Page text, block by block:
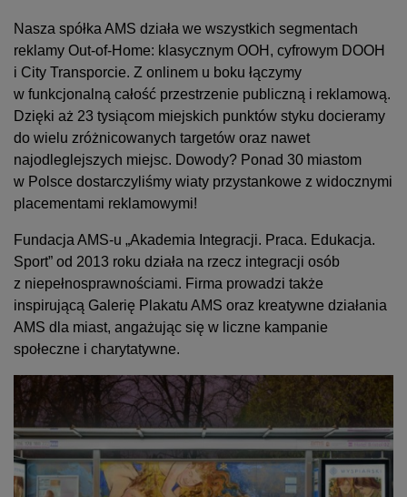
Nasza spółka AMS działa we wszystkich segmentach
reklamy Out-of-Home: klasycznym OOH, cyfrowym DOOH
i City Transporcie. Z onlinem u boku łączymy
w funkcjonalną całość przestrzenie publiczną i reklamową.
Dzięki aż 23 tysiącom miejskich punktów styku docieramy
do wielu zróżnicowanych targetów oraz nawet
najodleglejszych miejsc. Dowody? Ponad 30 miastom
w Polsce dostarczyliśmy wiaty przystankowe z widocznymi
placementami reklamowymi!
Fundacja AMS-u „Akademia Integracji. Praca. Edukacja.
Sport” od 2013 roku działa na rzecz integracji osób
z niepełnosprawnościami. Firma prowadzi także
inspirującą Galerię Plakatu AMS oraz kreatywne działania
AMS dla miast, angażując się w liczne kampanie
społeczne i charytatywne.